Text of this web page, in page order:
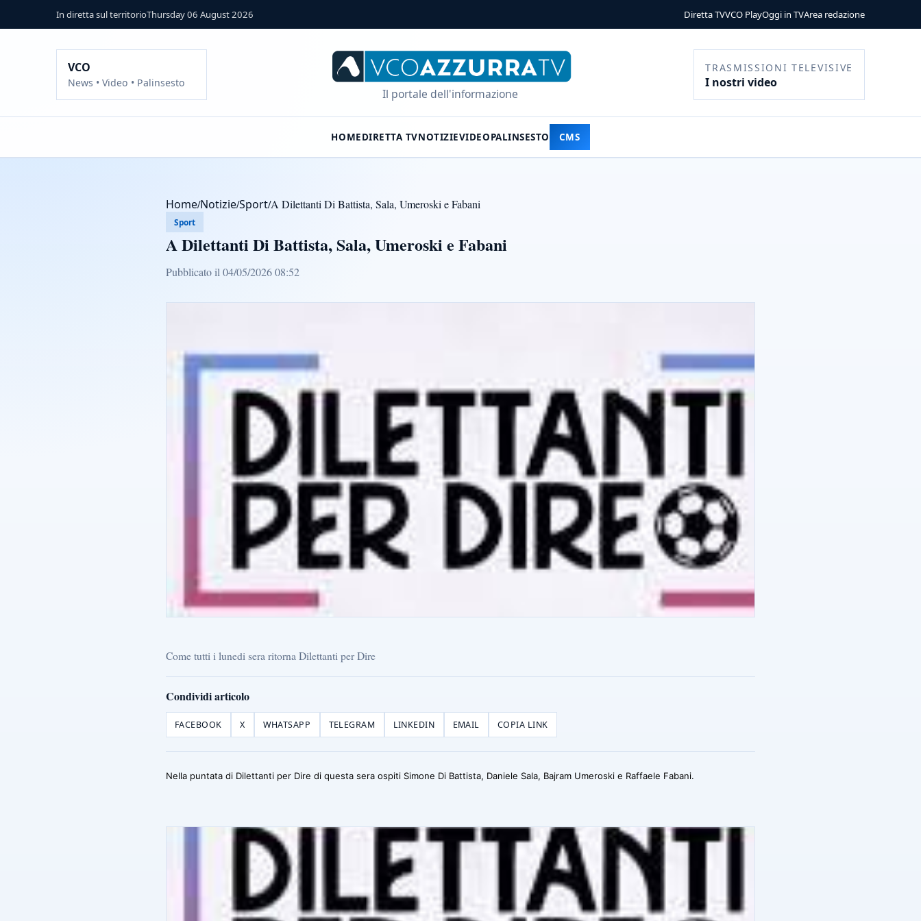
In diretta sul territorioThursday 06 August 2026 Diretta TVVCO PlayOggi in TVArea redazione
VCO
News • Video • Palinsesto
Il portale dell'informazione
TRASMISSIONI TELEVISIVE
I nostri video
HOMEDIRETTA TVNOTIZIEVIDEOPALINSESTO CMS
Home/Notizie/Sport/A Dilettanti Di Battista, Sala, Umeroski e Fabani
Sport
A Dilettanti Di Battista, Sala, Umeroski e Fabani
Pubblicato il 04/05/2026 08:52
Come tutti i lunedi sera ritorna Dilettanti per Dire
Condividi articolo
FACEBOOK X WHATSAPP TELEGRAM LINKEDIN EMAIL COPIA LINK
Nella puntata di Dilettanti per Dire di questa sera ospiti Simone Di Battista, Daniele Sala, Bajram Umeroski e Raffaele Fabani.